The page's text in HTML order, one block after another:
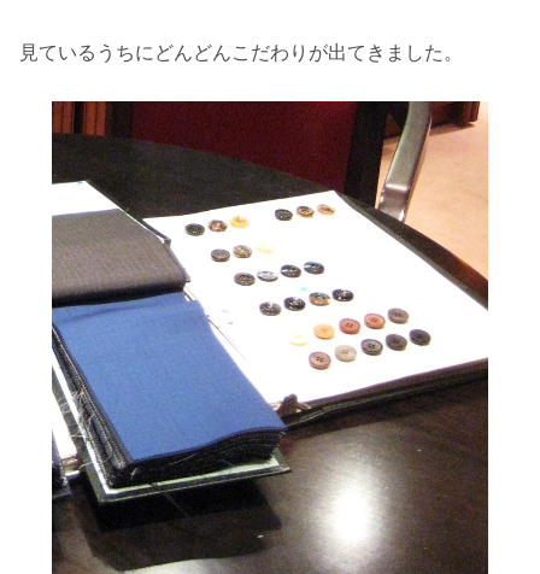
見ているうちにどんどんこだわりが出てきました。